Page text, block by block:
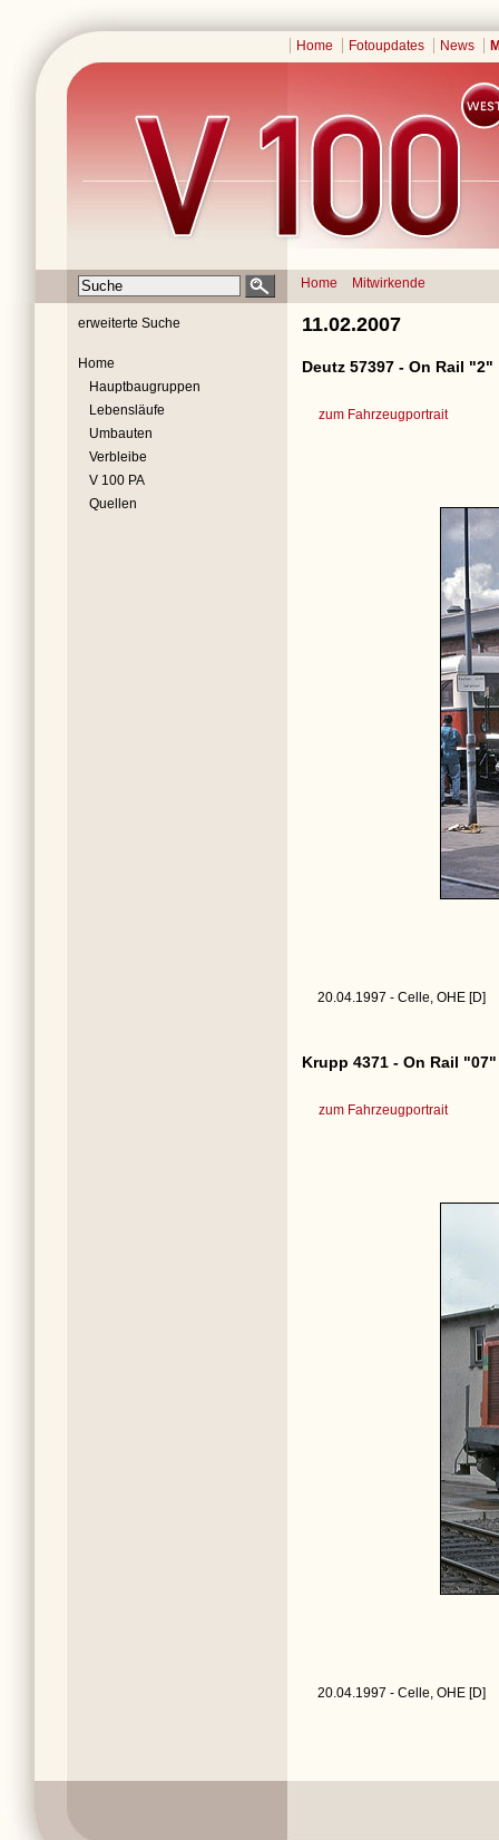
Home Fotoupdates News
Home Mitwirkende
erweiterte Suche
Home
Hauptbaugruppen
Lebensläufe
Umbauten
Verbleibe
V 100 PA
Quellen
11.02.2007
Deutz 57397 - On Rail "2"
zum Fahrzeugportrait
20.04.1997 - Celle, OHE [D]
Krupp 4371 - On Rail "07"
zum Fahrzeugportrait
20.04.1997 - Celle, OHE [D]